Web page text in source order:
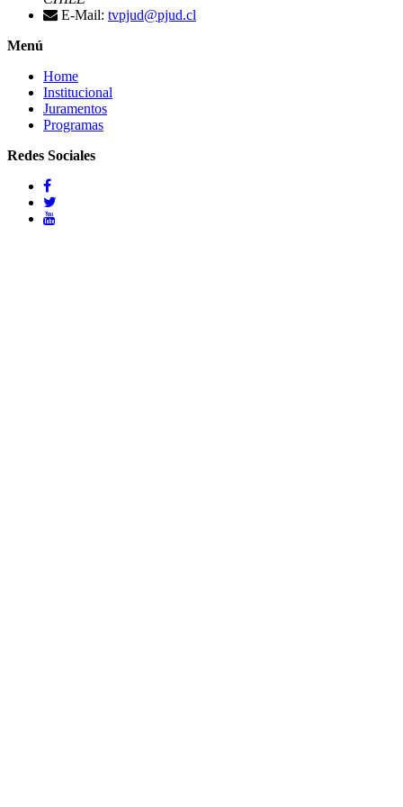
E-Mail: tvpjud@pjud.cl
Menú
Home
Institucional
Juramentos
Programas
Redes Sociales